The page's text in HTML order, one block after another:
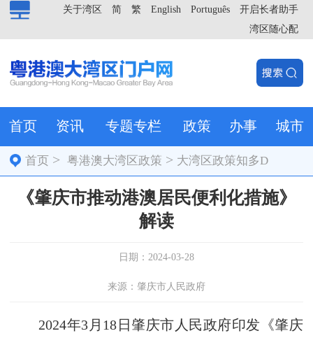
开启长者助手
Português
English
繁
简
关于湾区
湾区随心配
首页 资讯 专题专栏 政策 办事 城市
首页 >粤港澳大湾区政策 > 大湾区政策知多D
《肇庆市推动港澳居民便利化措施》
解读
日期：2024-03-28
来源：肇庆市人民政府
2024年3月18日肇庆市人民政府印发《肇庆